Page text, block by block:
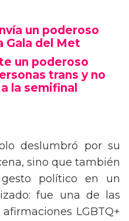
un poderoso
Gala del Met
un poderoso
trans y no
la semifinal
deslumbró por su
sino que también
político en un
fue una de las
LGBTQ+